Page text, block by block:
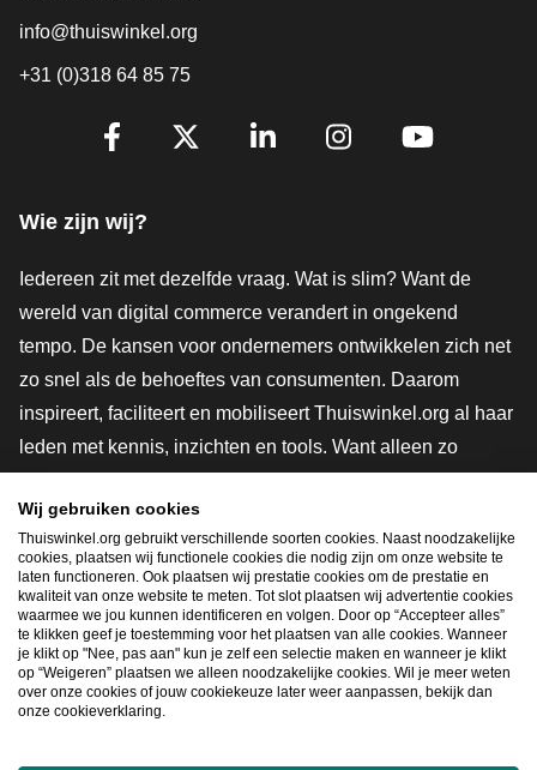
info@thuiswinkel.org
+31 (0)318 64 85 75
Volg je ons al?
Wie zijn wij?
Iedereen zit met dezelfde vraag. Wat is slim? Want de
wereld van digital commerce verandert in ongekend
tempo. De kansen voor ondernemers ontwikkelen zich net
zo snel als de behoeftes van consumenten. Daarom
inspireert, faciliteert en mobiliseert Thuiswinkel.org al haar
leden met kennis, inzichten en tools. Want alleen zo
innovatievere toekomst. Dus groei ook mee en maak
shoppen slimmer.
Lid worden
Snel navigeren
Wij gebruiken cookies
Thuiswinkel.org gebruikt verschillende soorten cookies. Naast noodzakelijke
cookies, plaatsen wij functionele cookies die nodig zijn om onze website te
laten functioneren. Ook plaatsen wij prestatie cookies om de prestatie en
kwaliteit van onze website te meten. Tot slot plaatsen wij advertentie cookies
waarmee we jou kunnen identificeren en volgen. Door op “Accepteer alles”
te klikken geef je toestemming voor het plaatsen van alle cookies. Wanneer
je klikt op "Nee, pas aan" kun je zelf een selectie maken en wanneer je klikt
op “Weigeren” plaatsen we alleen noodzakelijke cookies. Wil je meer weten
over onze cookies of jouw cookiekeuze later weer aanpassen, bekijk dan
onze cookieverklaring.